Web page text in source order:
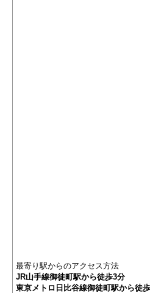
最寄り駅からのアクセス方法
JR山手線御徒町駅から徒歩3分
東京メトロ日比谷線御徒町駅から徒